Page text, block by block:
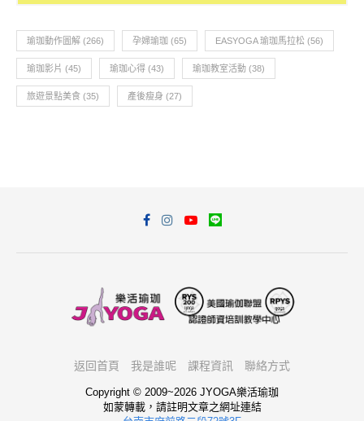
瑜珈動作圖解 (266) 孕婦瑜珈 (65) EASYOGA 瑜珈馬拉松 (56)
瑜珈影片 (45) 瑜珈心得 (43) 瑜珈教室活動 (38)
旅遊景點美食 (35) 產後瘦身 (27)
返回首頁 我是誰呢 課程資訊 聯絡方式
Copyright © 2009~2026 JYOGA樂活瑜珈
如蒙轉載，請註明文章之網址連結